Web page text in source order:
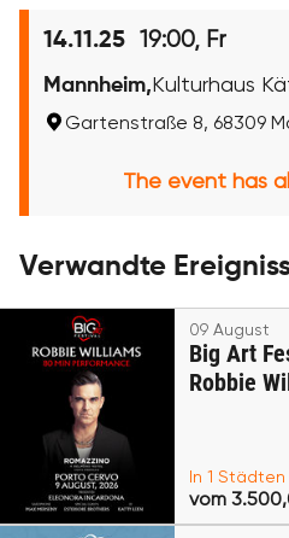
14.11.25 19:00, Fr
Mannheim, Kulturhaus
Gartenstraße 8, 68309
The event has
Verwandte
09 August
Big Art
Robbie
In 1 Städten
vom